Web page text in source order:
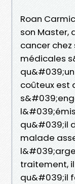
Roan
son Master,
cancer chez
médicales
coûteux est
qu&#039;il
malade
traitement,
qu&#039;il